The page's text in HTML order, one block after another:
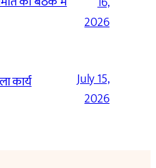
2026
कार्य
July 15,
2026